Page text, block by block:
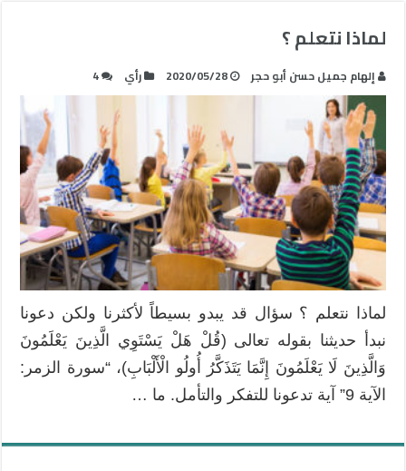
لماذا نتعلم ؟
إلهام جميل حسن أبو حجر 2020/05/28 رأي 4
لماذا نتعلم ؟ سؤال قد يبدو بسيطاً لأكثرنا ولكن دعونا
نبدأ حديثنا بقوله تعالى (قُلْ هَلْ يَسْتَوِي الَّذِينَ يَعْلَمُونَ
وَالَّذِينَ لَا يَعْلَمُونَ إِنَّمَا يَتَذَكَّرُ أُولُو الْأَلْبَابِ)، “سورة الزمر:
الآية 9” آية تدعونا للتفكر والتأمل. ما …